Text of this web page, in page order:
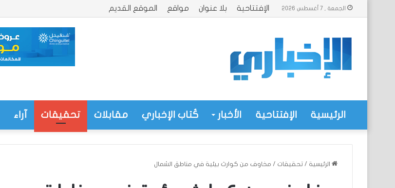
الجمعة , 7 أغسطس 2026 الإفتتاحية بلا عنوان مواقع الموقع القديم
الرئيسية الإفتتاحية الأخبار كُتاب الإخباري مقابلات تحقيقات آراء
الرئيسية / تحقيقات / مخاوف من كوارث بيئية في مناطق الشمال